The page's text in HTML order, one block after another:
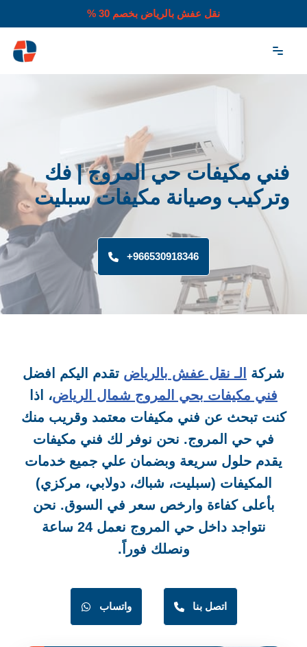
إلى
نقل عفش بالرياض بخصم 30 %
فني مكيفات حي المروج | فك
وتركيب وصيانة مكيفات سبليت
966530918346+
شركة الـ نقل عفش بالرياض تقدم اليكم افضل
فني مكيفات بحي المروج شمال الرياض، اذا
كنت تبحث عن فني مكيفات معتمد وقريب منك
في حي المروج. نحن نوفر لك فني مكيفات
يقدم حلول سريعة وبضمان علي جميع خدمات
المكيفات (سبليت، شباك، دولابي، مركزي)
بأعلى كفاءة وارخص سعر في السوق. نحن
نتواجد داخل حي المروج
نعمل 24 ساعة
ونصلك فوراً.
اتصل بنا واتساب